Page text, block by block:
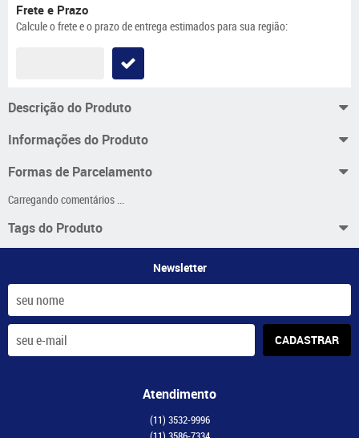
Frete e Prazo
Calcule o frete e o prazo de entrega estimados para sua região:
Descrição do Produto
Informações do Produto
Formas de Parcelamento
Carregando comentários ...
Tags do Produto
Newsletter
CADASTRAR
Atendimento
(11) 3532-9996